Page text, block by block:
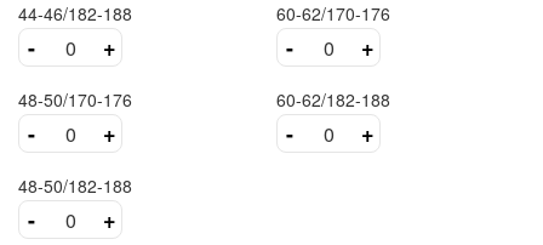
44-46/182-188
- +
48-50/170-176
- +
48-50/182-188
- +
60-62/170-176
- +
60-62/182-188
- +